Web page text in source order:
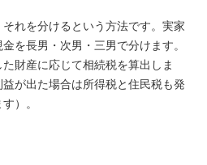
れを分けるという方法です。実家
を長男・次男・三男で分けます。
財産に応じて相続税を算出しま
が出た場合は所得税と住民税も発
）。